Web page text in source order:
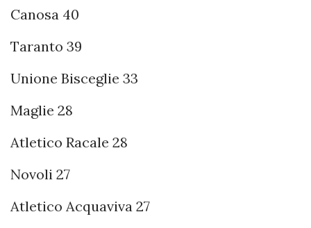
Canosa 40
Taranto 39
Unione Bisceglie 33
Maglie 28
Atletico Racale 28
Novoli 27
Atletico Acquaviva 27